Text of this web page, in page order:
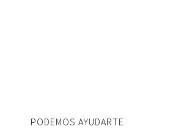
PODEMOS AYUDARTE